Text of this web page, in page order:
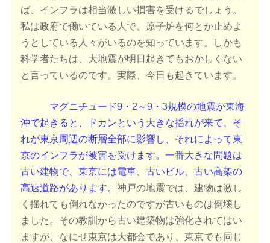
ば、インフラは相当激しい損害を受けるでしょう。
私は政府で働いている人で、原子炉を何とか止めよ
うとしている人々がいるのを知っています。しかも
科学者たちは、大地震が明日起きてもおかしくない
と言っているのです。実際、今日も起きています。
マグニチュード9・2～9・3規模の地震が東海
沖で起きると、ドカンという大きな揺れが来て、そ
れが東京周辺の断層全部に影響し、それによって東
京のインフラが被害を受けます。一番大きな問題は
古い建物で、東京には電車、古いビル、古い高架の
高速道路があります。神戸の地震では、建物は激し
く揺れても倒れなかったのですが古いものは倒壊し
ました。その教訓から古い建築物は強化されてはい
ますが、なにせ東京は大都会であり、東京でも同じ